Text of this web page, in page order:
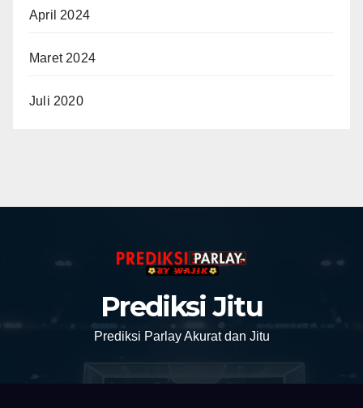
April 2024
Maret 2024
Juli 2020
Prediksi Jitu
Prediksi Parlay Akurat dan Jitu